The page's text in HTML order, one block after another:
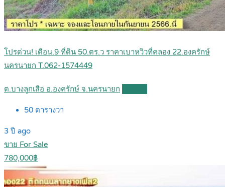
โปรด่วน! เดือน.9 ที่ดิน 50.ตร.ว ราคาเบาหวิวที่คลอง 22.องครักษ์
นครนายก T.062-1574449
ต.บางลูกเสือ อ.องครักษ์ จ.นครนายก
50 ตารางวา
3 ปี ago
ขาย For Sale
780,000฿